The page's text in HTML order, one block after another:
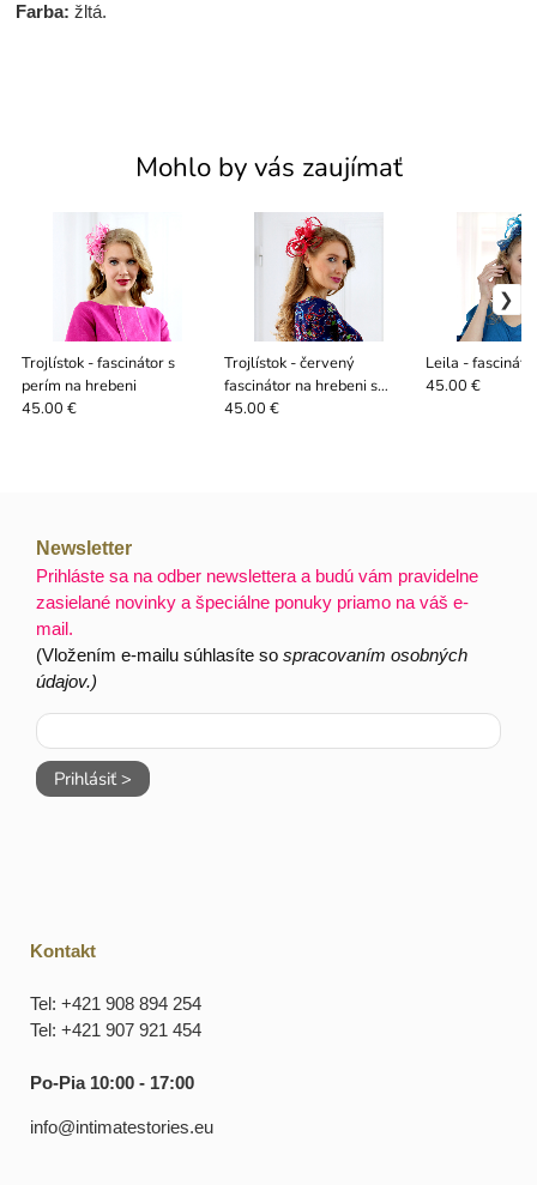
Farba: žltá.
Mohlo by vás zaujímať
Trojlístok - fascinátor s
perím na hrebeni
45.00 €
Trojlístok - červený
fascinátor na hrebeni s
perím
45.00 €
Leila -
45.00 €
Newsletter
Prihláste sa na odber newslettera a budú vám pravidelne
zasielané novinky a špeciálne ponuky priamo na váš e-
mail.
(Vložením e-mailu súhlasíte sospracovaním osobných
údajov.)
Prihlásiť >
Kontakt
Tel: +421 908 894 254
Tel: +421 907 921 454
Po-Pia 10:00 - 17:00
info@intimatestories.eu